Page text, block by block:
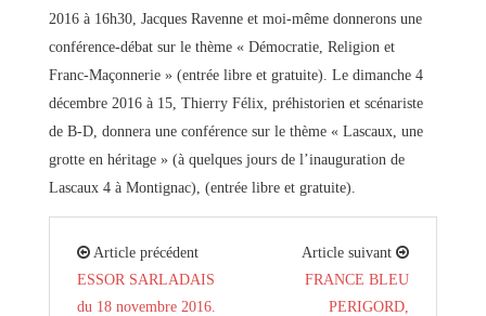
2016 à 16h30, Jacques Ravenne et moi-même donnerons une
conférence-débat sur le thème « Démocratie, Religion et
Franc-Maçonnerie » (entrée libre et gratuite). Le dimanche 4
décembre 2016 à 15, Thierry Félix, préhistorien et scénariste
de B-D, donnera une conférence sur le thème « Lascaux, une
grotte en héritage » (à quelques jours de l’inauguration de
Lascaux 4 à Montignac), (entrée libre et gratuite).
Article précédent
ESSOR SARLADAIS
du 18 novembre 2016.
Article suivant
FRANCE BLEU
PERIGORD,